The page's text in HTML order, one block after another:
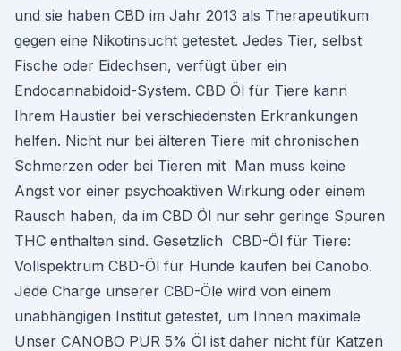
und sie haben CBD im Jahr 2013 als Therapeutikum
gegen eine Nikotinsucht getestet. Jedes Tier, selbst
Fische oder Eidechsen, verfügt über ein
Endocannabidoid-System. CBD Öl für Tiere kann
Ihrem Haustier bei verschiedensten Erkrankungen
helfen. Nicht nur bei älteren Tiere mit chronischen
Schmerzen oder bei Tieren mit Man muss keine
Angst vor einer psychoaktiven Wirkung oder einem
Rausch haben, da im CBD Öl nur sehr geringe Spuren
THC enthalten sind. Gesetzlich CBD-Öl für Tiere:
Vollspektrum CBD-Öl für Hunde kaufen bei Canobo.
Jede Charge unserer CBD-Öle wird von einem
unabhängigen Institut getestet, um Ihnen maximale
Unser CANOBO PUR 5% Öl ist daher nicht für Katzen